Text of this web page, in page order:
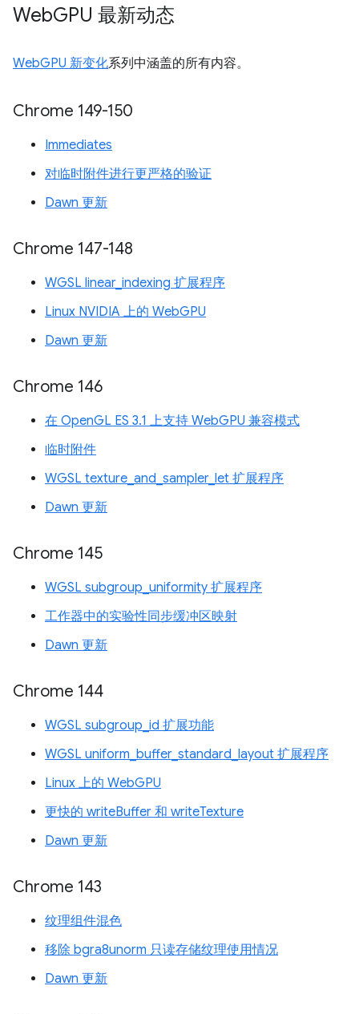
WebGPU 最新动态
WebGPU 新变化系列中涵盖的所有内容。
Chrome 149-150
Immediates
对临时附件进行更严格的验证
Dawn 更新
Chrome 147-148
WGSL linear_indexing 扩展程序
Linux NVIDIA 上的 WebGPU
Dawn 更新
Chrome 146
在 OpenGL ES 3.1 上支持 WebGPU 兼容模式
临时附件
WGSL texture_and_sampler_let 扩展程序
Dawn 更新
Chrome 145
WGSL subgroup_uniformity 扩展程序
工作器中的实验性同步缓冲区映射
Dawn 更新
Chrome 144
WGSL subgroup_id 扩展功能
WGSL uniform_buffer_standard_layout 扩展程序
Linux 上的 WebGPU
更快的 writeBuffer 和 writeTexture
Dawn 更新
Chrome 143
纹理组件混色
移除 bgra8unorm 只读存储纹理使用情况
Dawn 更新